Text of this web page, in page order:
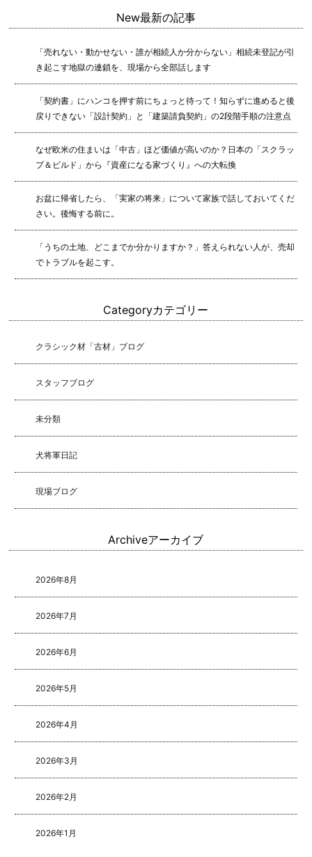
New最新の記事
「売れない・動かせない・誰が相続人か分からない」相続未登記が引
き起こす地獄の連鎖を、現場から全部話します
「契約書」にハンコを押す前にちょっと待って！知らずに進めると後
戻りできない「設計契約」と「建築請負契約」の2段階手順の注意点
なぜ欧米の住まいは「中古」ほど価値が高いのか？日本の「スクラッ
プ＆ビルド」から『資産になる家づくり』への大転換
お盆に帰省したら、「実家の将来」について家族で話しておいてくだ
さい。後悔する前に。
「うちの土地、どこまでか分かりますか？」答えられない人が、売却
でトラブルを起こす。
Categoryカテゴリー
クラシック材「古材」ブログ
スタッフブログ
未分類
犬将軍日記
現場ブログ
Archiveアーカイブ
2026年8月
2026年7月
2026年6月
2026年5月
2026年4月
2026年3月
2026年2月
2026年1月